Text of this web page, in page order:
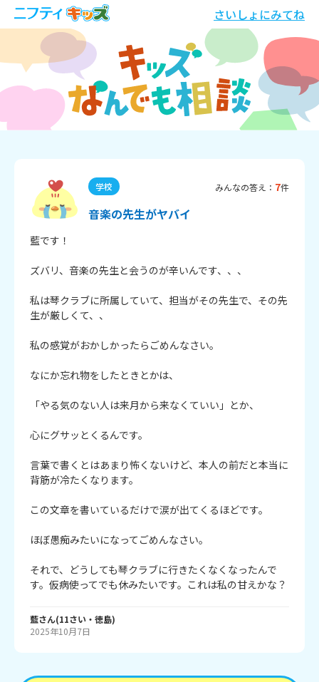
さいしょにみてね
学校 みんなの答え： 7件
音楽の先生がヤバイ
藍です！
ズバリ、音楽の先生と会うのが辛いんです、、、
私は琴クラブに所属していて、担当がその先生で、その先
生が厳しくて、、
私の感覚がおかしかったらごめんなさい。
なにか忘れ物をしたときとかは、
「やる気のない人は来月から来なくていい」とか、
心にグサッとくるんです。
言葉で書くとはあまり怖くないけど、本人の前だと本当に
背筋が冷たくなります。
この文章を書いているだけで涙が出てくるほどです。
ほぼ愚痴みたいになってごめんなさい。
それで、どうしても琴クラブに行きたくなくなったんで
す。仮病使ってでも休みたいです。これは私の甘えかな？
藍さん(11さい・ 徳島)
2025年10月7日